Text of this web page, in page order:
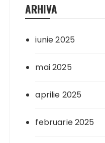
ARHIVA
iunie 2025
mai 2025
aprilie 2025
februarie 2025